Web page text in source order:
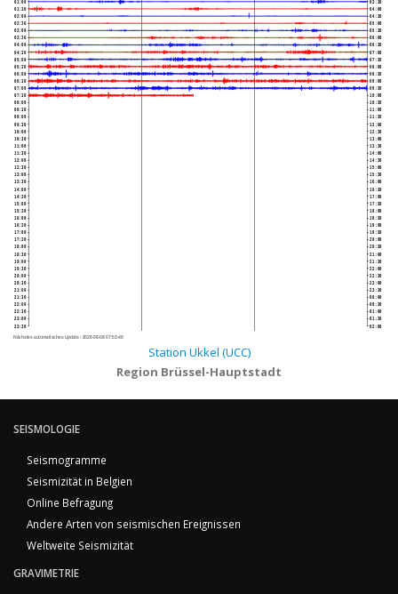
01:00
01:30
02:00
02:30
03:00
03:30
04:00
04:30
05:00
05:30
06:00
06:30
07:00
07:30
08:00
08:30
09:00
09:30
10:00
10:30
11:00
11:30
12:00
12:30
13:00
13:30
14:00
14:30
15:00
15:30
16:00
16:30
17:00
17:30
18:00
18:30
19:00
19:30
20:00
20:30
21:00
21:30
22:00
22:30
23:00
23:30
03:30
04:00
04:30
05:00
05:30
06:00
06:30
07:00
07:30
08:00
08:30
09:00
09:30
10:00
10:30
11:00
11:30
12:00
12:30
13:00
13:30
14:00
14:30
15:00
15:30
16:00
16:30
17:00
17:30
18:00
18:30
19:00
19:30
20:00
20:30
21:00
21:30
22:00
22:30
23:00
23:30
00:00
00:30
01:00
01:30
02:00
Nächstes automatisches Update : 2026-08-08 07:53:40
Station Ukkel (UCC)
Region Brüssel-Hauptstadt
SEISMOLOGIE
Seismogramme
Seismizität in Belgien
Online Befragung
Andere Arten von seismischen Ereignissen
Weltweite Seismizität
GRAVIMETRIE